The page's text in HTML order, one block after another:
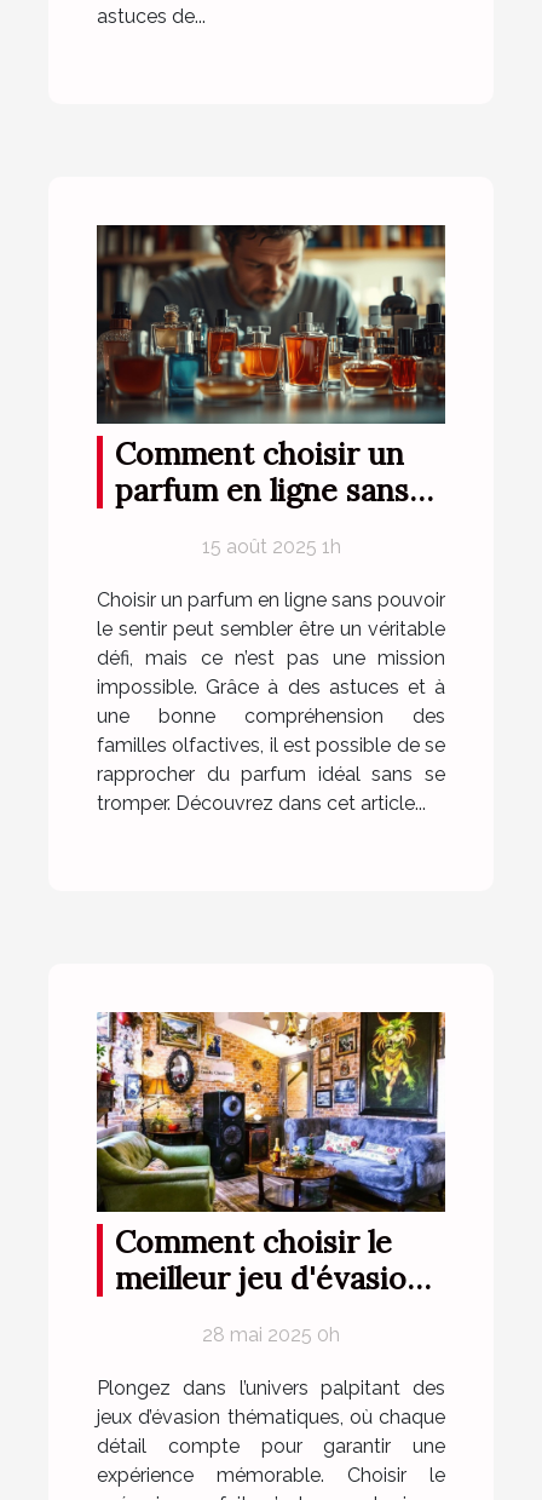
astuces de...
Comment choisir un
parfum en ligne sans
15 août 2025 1h
Choisir un parfum en ligne sans pouvoir
le sentir peut sembler être un véritable
défi, mais ce n’est pas une mission
impossible. Grâce à des astuces et à
une bonne compréhension des
familles olfactives, il est possible de se
rapprocher du parfum idéal sans se
tromper. Découvrez dans cet article...
Comment choisir le
meilleur jeu d'évasion
prochaine aventure
28 mai 2025 0h
Plongez dans l’univers palpitant des
jeux d’évasion thématiques, où chaque
détail compte pour garantir une
expérience mémorable. Choisir le